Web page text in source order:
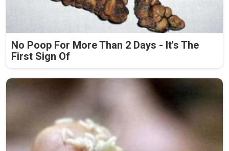
No Poop For More Than 2 Days - It's The
First Sign Of